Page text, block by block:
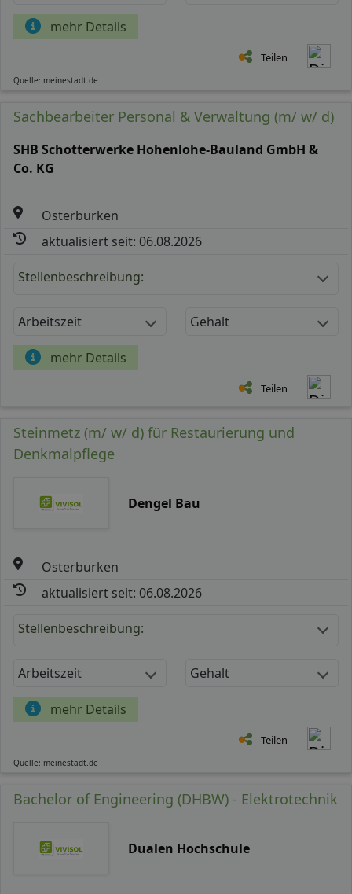
mehr Details
Teilen
Quelle: meinestadt.de
Sachbearbeiter Personal & Verwaltung (m/ w/ d)
SHB Schotterwerke Hohenlohe-Bauland GmbH &
Co. KG
Osterburken
aktualisiert seit: 06.08.2026
Stellenbeschreibung:
Arbeitszeit Gehalt
mehr Details
Teilen
Steinmetz (m/ w/ d) für Restaurierung und
Denkmalpflege
Dengel Bau
Osterburken
aktualisiert seit: 06.08.2026
Stellenbeschreibung:
Arbeitszeit Gehalt
mehr Details
Teilen
Quelle: meinestadt.de
Bachelor of Engineering (DHBW) - Elektrotechnik
Dualen Hochschule